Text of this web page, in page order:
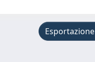
Esportazione